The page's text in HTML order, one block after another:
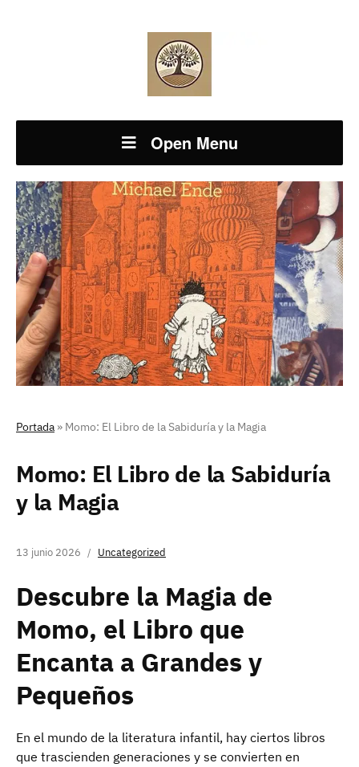
Open Menu
Portada » Momo: El Libro de la Sabiduría y la Magia
Momo: El Libro de la Sabiduría
y la Magia
13 junio 2026 Uncategorized
Descubre la Magia de
Momo, el Libro que
Encanta a Grandes y
Pequeños
En el mundo de la literatura infantil, hay ciertos libros
que trascienden generaciones y se convierten en